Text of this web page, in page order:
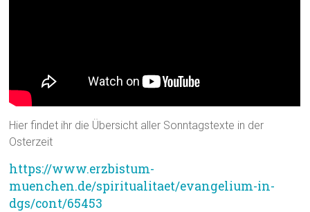
Hier findet ihr die Übersicht aller Sonntagstexte in der
Osterzeit
https://www.erzbistum-
muenchen.de/spiritualitaet/evangelium-in-
dgs/cont/65453